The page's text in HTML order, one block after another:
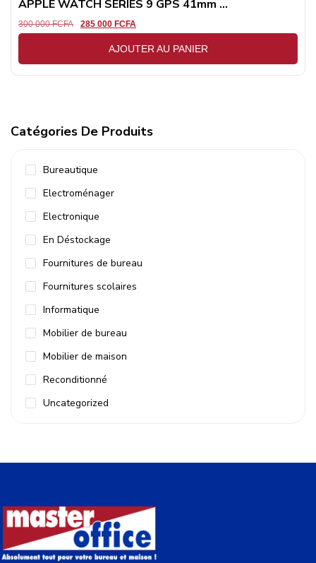
Catégories De Produits
Bureautique
Electroménager
Electronique
En Déstockage
Fournitures de bureau
Fournitures scolaires
Informatique
Mobilier de bureau
Mobilier de maison
Reconditionné
Uncategorized
APPLE WATCH SERIES 9 GPS 41mm ...
300 000FCFA 285 000 FCFA
AJOUTER AU PANIER